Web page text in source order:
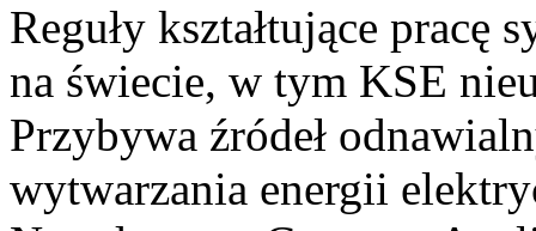
Reguły kształtujące pracę
na świecie, w tym KSE
Przybywa źródeł
wytwarzania energii